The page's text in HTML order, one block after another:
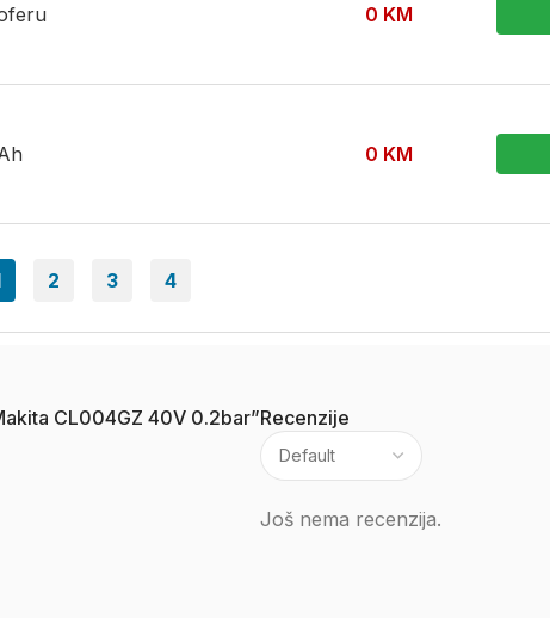
0 KM
0 KM
2 3 4
Recenzije
Još nema recenzija.
CL004GZ 40V 0.2bar”